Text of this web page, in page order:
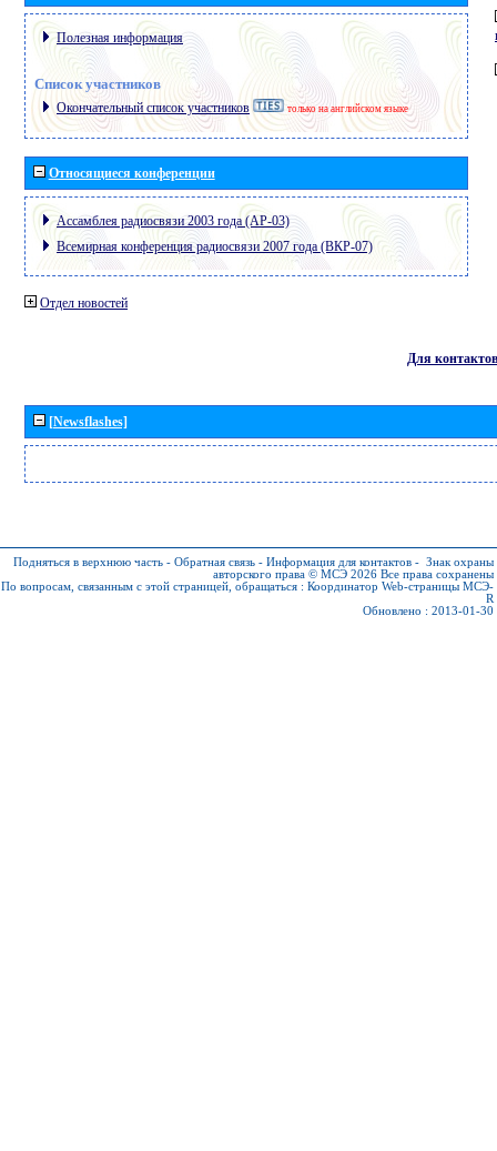
Полезная информация
Список участников
Окончательный список участников только на английском языке
Относящиеся конференции
Ассамблея радиосвязи 2003 года (АР-03)
Всемирная конференция радиосвязи 2007 года (ВКР-07)
Отдел новостей
Для контактов
[Newsflashes]
Подняться в верхнюю часть - Обратная связь - Информация для контактов - Знак охраны
авторского права © МСЭ 2026 Все права сохранены
По вопросам, связанным с этой страницей, обращаться : Координатор Web-страницы МСЭ-
R
Обновлено : 2013-01-30